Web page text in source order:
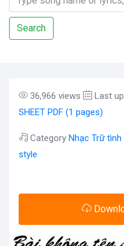
Search
36,966 views Last
SHEET PDF (1 pages)
Category Nhạc Trữ tình
style